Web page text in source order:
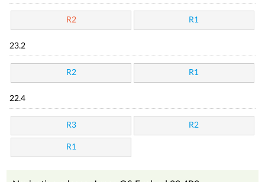
R2 R1
23.2
R2 R1
22.4
R3 R2
R1